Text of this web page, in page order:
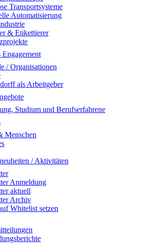
Transportsysteme
Automatisierung
& Etikettierer
Engagement
/ Organisationen
als Arbeitgeber
Studium und Berufserfahrene
Menschen
/ Aktivitäten
Anmeldung
aktuell
Archiv
Whitelist setzen